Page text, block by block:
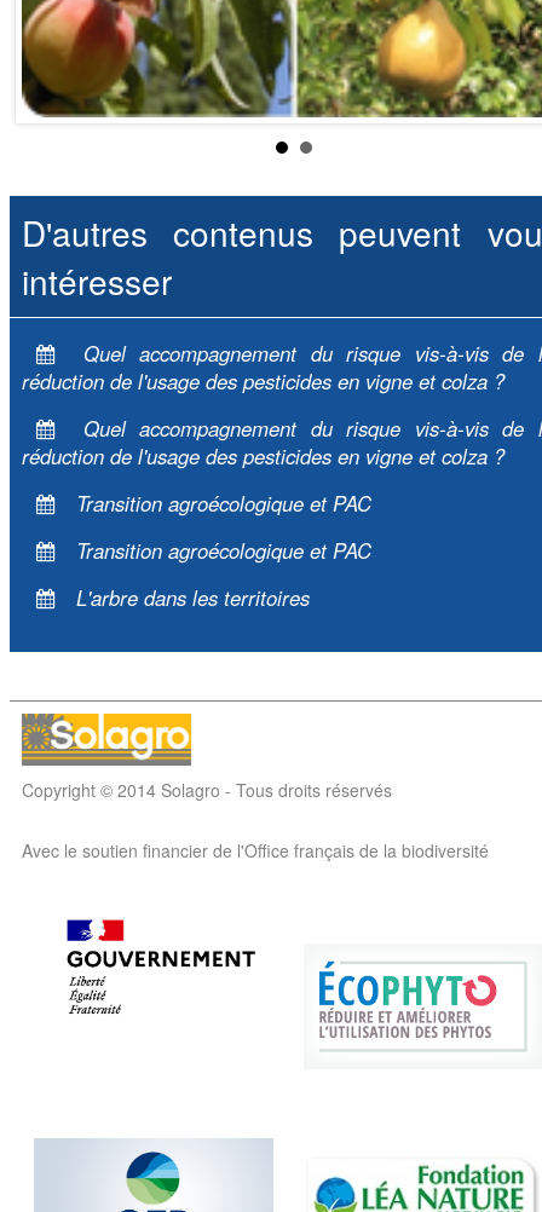
D'autres contenus peuvent
intéresser
Quel accompagnement du risque vis-à-vis de
réduction de l'usage des pesticides en vigne et colza ?
Quel accompagnement du risque vis-à-vis de
réduction de l'usage des pesticides en vigne et colza ?
Transition agroécologique et PAC
Transition agroécologique et PAC
L'arbre dans les territoires
Copyright © 2014 Solagro - Tous droits réservés
Avec le soutien financier de l'Office français de la biodiversité